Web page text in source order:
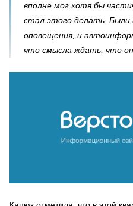
вполне мог хотя бы
стал этого делать. Были
оповещения, и
что смысла ждать, что